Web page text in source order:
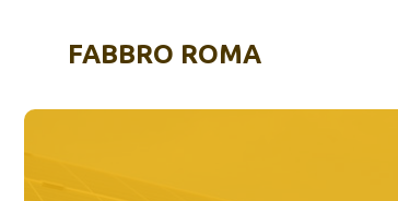
contenutoFABBRO ROMA